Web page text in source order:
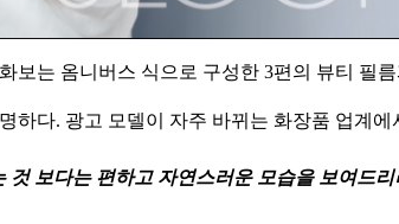
보는 옴니버스 식으로 구성한 3편의 뷰티 필
하다. 광고 모델이 자주 바뀌는 화장품 업계에
보다는 편하고 자연스러운 모습을 보여드